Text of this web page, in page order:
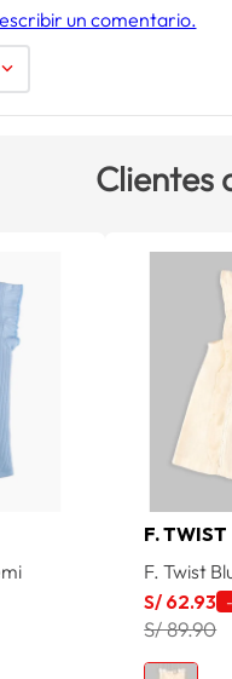
un comentario.
Clientes
F. TWIST
F. Twist
S/ 62.93
S/ 89.90